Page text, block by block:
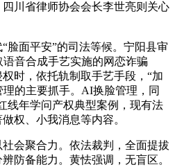
川省律师协会会长李世亮则关心
面平安”的司法等候。宁阳县审
音合成手艺实施的网恋诈骗
时，依托轨制取手艺手段，“加
的主要抓手。AI换脸管理，同
线年学问产权典型案例，现有法
权、小我消息等内容。
聚合力。依法裁判，全面提拔
防备能力。黄怯强调，无盲区。